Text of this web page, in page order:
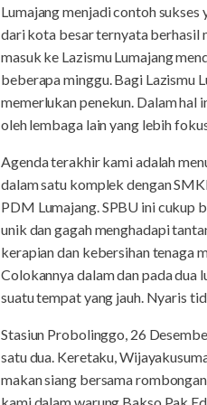
Lumajang menjadi contoh
dari kota besar ternyata berhasil
masuk ke Lazismu Lumajang
beberapa minggu. Bagi Lazismu
memerlukan penekun. Dalam hal
oleh lembaga lain yang lebih
Agenda terakhir kami adalah
dalam satu komplek dengan
PDM Lumajang. SPBU ini cukup
unik dan gagah menghadapi
kerapian dan kebersihan tenaga
Colokannya dalam dan pada dua
suatu tempat yang jauh. Nyaris
Stasiun Probolinggo, 26
satu dua. Keretaku,
makan siang bersama